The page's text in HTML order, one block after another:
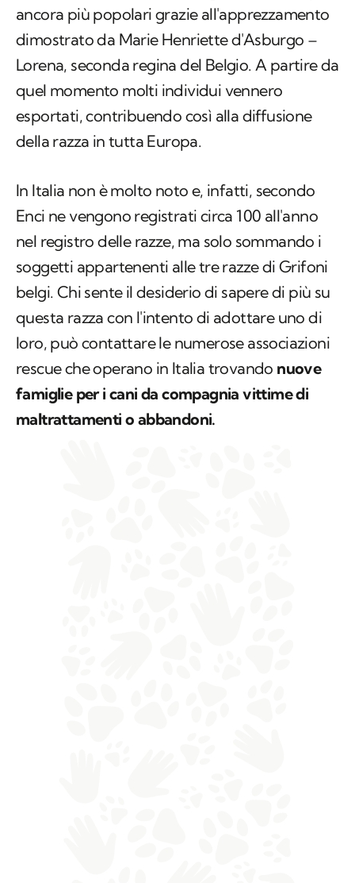
ancora più popolari grazie all'apprezzamento
dimostrato da Marie Henriette d'Asburgo –
Lorena, seconda regina del Belgio. A partire da
quel momento molti individui vennero
esportati, contribuendo così alla diffusione
della razza in tutta Europa.
In Italia non è molto noto e, infatti, secondo
Enci ne vengono registrati circa 100 all'anno
nel registro delle razze, ma solo sommando i
soggetti appartenenti alle tre razze di Grifoni
belgi. Chi sente il desiderio di sapere di più su
questa razza con l'intento di adottare uno di
loro, può contattare le numerose associazioni
rescue che operano in Italia trovando nuove
famiglie per i cani da compagnia vittime di
maltrattamenti o abbandoni.